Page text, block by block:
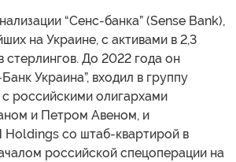
“Сенс-банка” (Sense Bank),
на Украине, с активами в 2,3
стерлингов. До 2022 года он
Украина”, входил в группу
с российскими олигархами
и Петром Авеном, и
Holdings со штаб-квартирой в
российской спецоперации на